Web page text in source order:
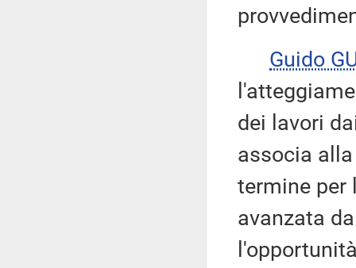
Guido
dei lavori
associa
termine per
avanzata